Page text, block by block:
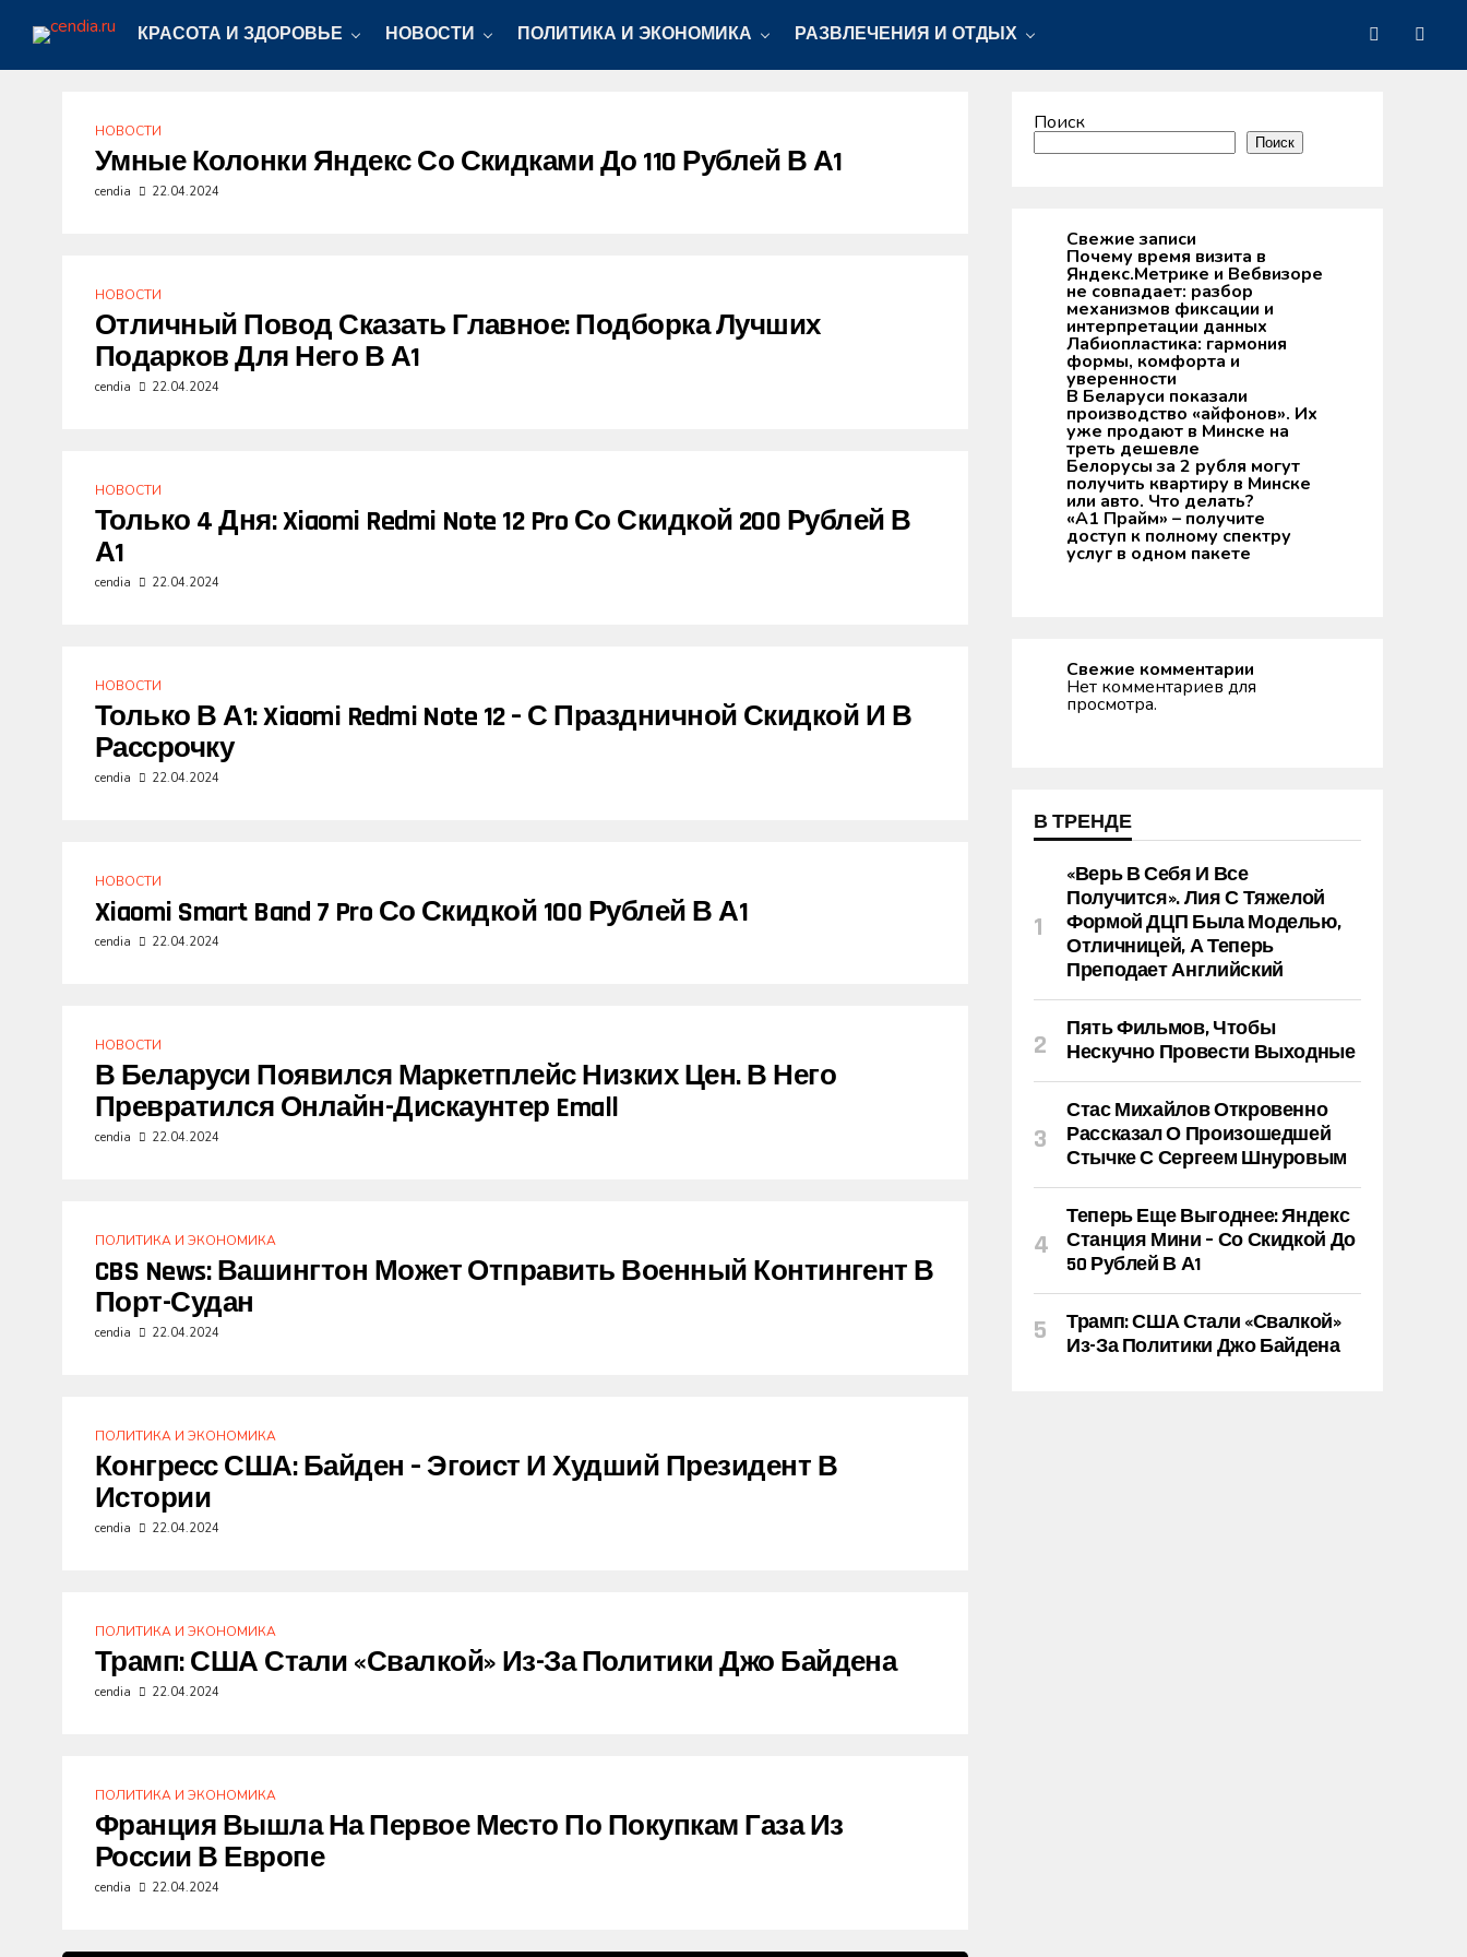
КРАСОТА И ЗДОРОВЬЕ НОВОСТИ ПОЛИТИКА И ЭКОНОМИКА РАЗВЛЕЧЕНИЯ И ОТДЫХ
НОВОСТИ
Умные Колонки Яндекс Со Скидками До 110 Рублей В А1
cendia 22.04.2024
НОВОСТИ
Отличный Повод Сказать Главное: Подборка Лучших
Подарков Для Него В А1
cendia 22.04.2024
НОВОСТИ
Только 4 Дня: Xiaomi Redmi Note 12 Pro Со Скидкой 200 Рублей В
А1
cendia 22.04.2024
НОВОСТИ
Только В А1: Xiaomi Redmi Note 12 – С Праздничной Скидкой И В
Рассрочку
cendia 22.04.2024
НОВОСТИ
Xiaomi Smart Band 7 Pro Со Скидкой 100 Рублей В А1
cendia 22.04.2024
НОВОСТИ
В Беларуси Появился Маркетплейс Низких Цен. В Него
Превратился Онлайн-Дискаунтер Emall
cendia 22.04.2024
ПОЛИТИКА И ЭКОНОМИКА
CBS News: Вашингтон Может Отправить Военный Контингент В
Порт-Судан
cendia 22.04.2024
ПОЛИТИКА И ЭКОНОМИКА
Конгресс США: Байден – Эгоист И Худший Президент В
Истории
cendia 22.04.2024
ПОЛИТИКА И ЭКОНОМИКА
Трамп: США Стали «свалкой» Из-За Политики Джо Байдена
cendia 22.04.2024
ПОЛИТИКА И ЭКОНОМИКА
Франция Вышла На Первое Место По Покупкам Газа Из
России В Европе
cendia 22.04.2024
Поиск
Поиск
Свежие записи
Почему время визита в
Яндекс.Метрике и Вебвизоре
не совпадает: разбор
механизмов фиксации и
интерпретации данных
Лабиопластика: гармония
формы, комфорта и
уверенности
В Беларуси показали
производство «айфонов». Их
уже продают в Минске на
треть дешевле
Белорусы за 2 рубля могут
получить квартиру в Минске
или авто. Что делать?
«А1 Прайм» – получите
доступ к полному спектру
услуг в одном пакете
Свежие комментарии
Нет комментариев для
просмотра.
В ТРЕНДЕ
«Верь В Себя И Все
Получится». Лия С Тяжелой
Формой ДЦП Была Моделью,
Отличницей, А Теперь
Преподает Английский
Пять Фильмов, Чтобы
Нескучно Провести Выходные
Стас Михайлов Откровенно
Рассказал О Произошедшей
Стычке С Сергеем Шнуровым
Теперь Еще Выгоднее: Яндекс
Станция Мини – Со Скидкой До
50 Рублей В А1
Трамп: США Стали «свалкой»
Из-За Политики Джо Байдена